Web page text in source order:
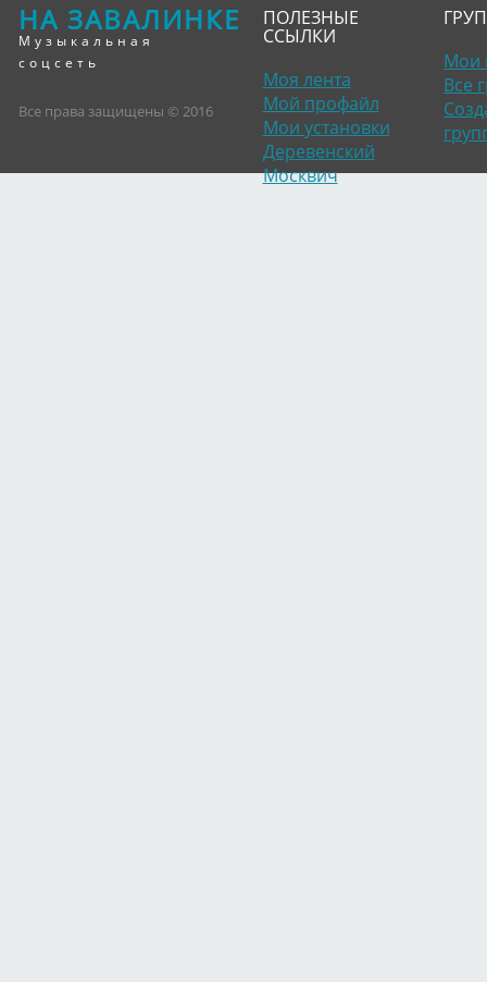
НА ЗАВАЛИНКЕ
Музыкальная
соцсеть
Все права защищены © 2016
ПОЛЕЗНЫЕ
ССЫЛКИ
Моя лента
Мой профайл
Мои установки
Деревенский
Москвич
Мои
Все